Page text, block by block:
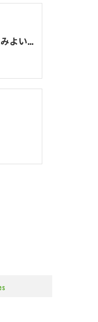
福井リフォーム！健康的に過ごせる住みよい家にするには？